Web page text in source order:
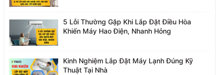
5 Lỗi Thường Gặp Khi Lắp Đặt Điều Hòa
Khiến Máy Hao Điện, Nhanh Hỏng
Kinh Nghiệm Lắp Đặt Máy Lạnh Đúng Kỹ
Thuật Tại Nhà